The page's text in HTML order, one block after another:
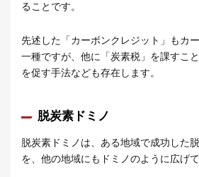
ることです。
先述した「カーボンクレジット」もカ
一種ですが、他に「炭素税」を課すこ
を促す手法なども存在します。
脱炭素ドミノ
脱炭素ドミノは、ある地域で成功した
を、他の地域にもドミノのように広げ